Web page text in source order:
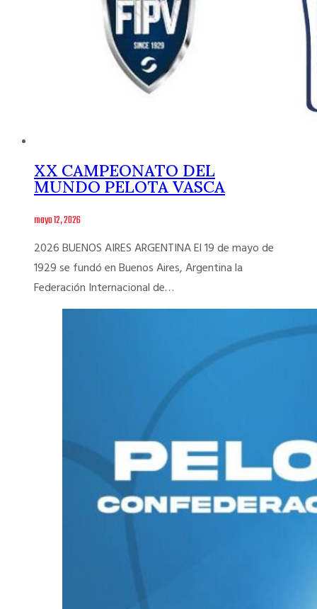
XX CAMPEONATO DEL
MUNDO PELOTA VASCA
mayo 12, 2026
2026 BUENOS AIRES ARGENTINA El 19 de mayo de
1929 se fundó en Buenos Aires, Argentina la
Federación Internacional de…